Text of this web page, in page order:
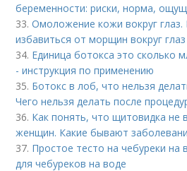
беременности: риски, норма,
33.Омоложение кожи вокруг глаз.
избавиться от морщин вокруг глаз
34. Единица ботокса это сколько
- инструкция по применению
35. Ботокс в лоб, что нельзя
Чего нельзя делать после
36. Как понять, что щитовидка не
женщин. Какие бывают
37. Простое тесто на чебуреки на
для чебуреков на воде